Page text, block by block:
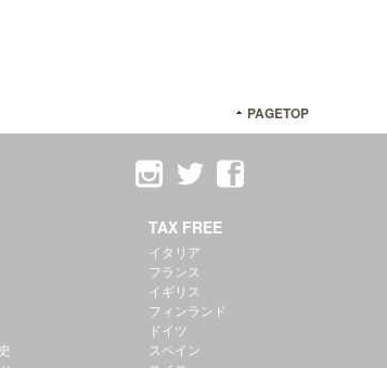
PAGETOP
TAX FREE
イタリア
フランス
イギリス
フィンランド
ドイツ
スペイン